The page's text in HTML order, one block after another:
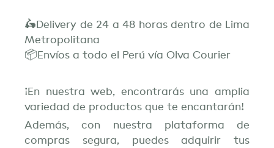
🛵Delivery de 24 a 48 horas dentro de Lima
Metropolitana
📦Envíos a todo el Perú vía Olva Courier
¡En nuestra web, encontrarás una amplia
variedad de productos que te encantarán!
Además, con nuestra plataforma de
compras segura, puedes adquirir tus